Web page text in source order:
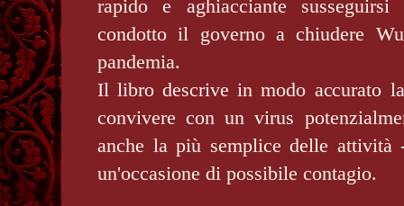
rapido e aghiacciante
condotto il governo a chiudere
pandemia.
Il libro descrive in modo accurato
convivere con un virus
anche la più semplice delle attività
un'occasione di possibile contagio.